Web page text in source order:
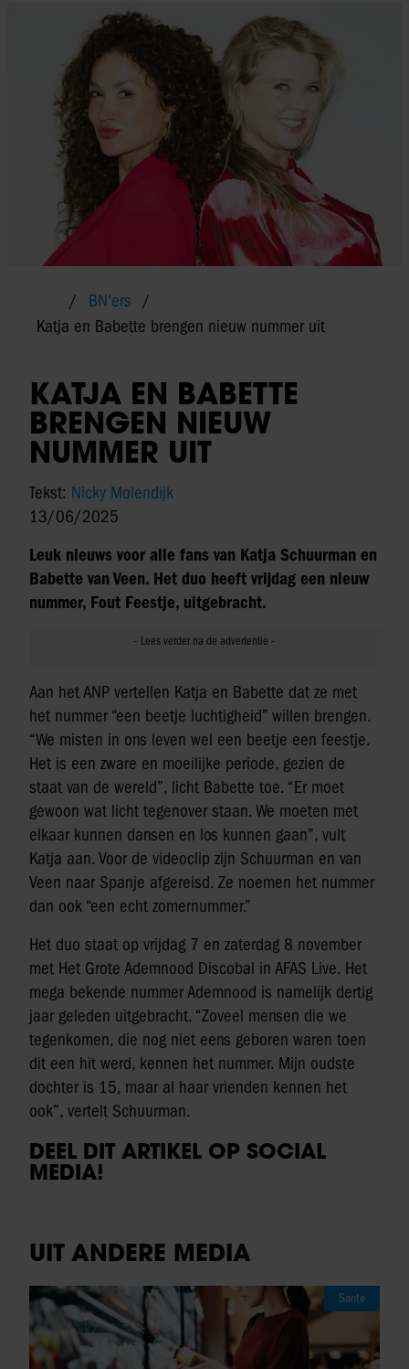
BN'ers
Katja en Babette brengen nieuw nummer uit
KATJA EN BABETTE
BRENGEN NIEUW
NUMMER UIT
Tekst: Nicky Molendijk
13/06/2025
Leuk nieuws voor alle fans van Katja Schuurman en
Babette van Veen. Het duo heeft vrijdag een nieuw
nummer, Fout Feestje, uitgebracht.
Aan het ANP vertellen Katja en Babette dat ze met
het nummer “een beetje luchtigheid” willen brengen.
“We misten in ons leven wel een beetje een feestje.
Het is een zware en moeilijke periode, gezien de
staat van de wereld”, licht Babette toe. “Er moet
gewoon wat licht tegenover staan. We moeten met
elkaar kunnen dansen en los kunnen gaan”, vult
Katja aan. Voor de videoclip zijn Schuurman en van
Veen naar Spanje afgereisd. Ze noemen het nummer
dan ook “een echt zomernummer.”
Het duo staat op vrijdag 7 en zaterdag 8 november
met Het Grote Ademnood Discobal in AFAS Live. Het
mega bekende nummer Ademnood is namelijk dertig
jaar geleden uitgebracht. “Zoveel mensen die we
tegenkomen, die nog niet eens geboren waren toen
dit een hit werd, kennen het nummer. Mijn oudste
dochter is 15, maar al haar vrienden kennen het
ook”, vertelt Schuurman.
DEEL DIT ARTIKEL OP SOCIAL
MEDIA!
UIT ANDERE MEDIA
Sante